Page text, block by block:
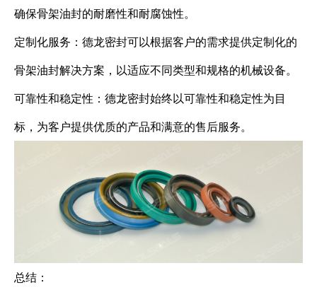
确保骨架油封的耐磨性和耐腐蚀性。
定制化服务：德龙密封可以根据客户的需求提供定制化的
骨架油封解决方案，以适应不同类型和规格的机械设备。
可靠性和稳定性：德龙密封始终以可靠性和稳定性为目
标，为客户提供优质的产品和满意的售后服务。
总结：